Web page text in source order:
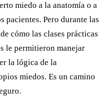
miedo a la anatomía o a
pacientes. Pero durante las
cómo las clases prácticas
le permitieron manejar
la lógica de la
miedos. Es un camino